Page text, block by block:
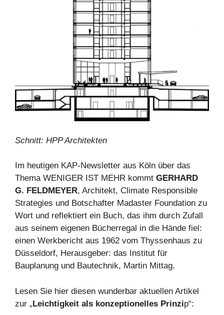
Schnitt: HPP Architekten
Im heutigen KAP-Newsletter aus Köln über das
Thema WENIGER IST MEHR kommt GERHARD
G. FELDMEYER, Architekt, Climate Responsible
Strategies und Botschafter Madaster Foundation zu
Wort und reflektiert ein Buch, das ihm durch Zufall
aus seinem eigenen Bücherregal in die Hände fiel:
einen Werkbericht aus 1962 vom Thyssenhaus zu
Düsseldorf, Herausgeber: das Institut für
Bauplanung und Bautechnik, Martin Mittag.
Lesen Sie hier diesen wunderbar aktuellen Artikel
zur „Leichtigkeit als konzeptionelles Prinzip“: